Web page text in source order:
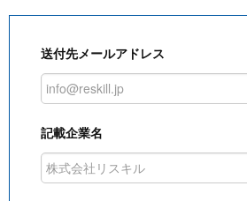
送付先メールアドレス
記載企業名